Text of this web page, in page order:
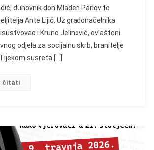
duhovnik don Mladen Parlov te
Ante Lijić. Uz gradonačelnika
i Kruno Jelinović, ovlašteni
odjela za socijalnu skrb, branitelje
susreta […]
čitati